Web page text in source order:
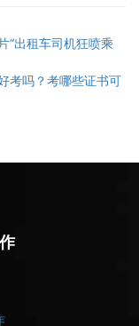
“出租车司机狂喷乘
考吗？考哪些证书可